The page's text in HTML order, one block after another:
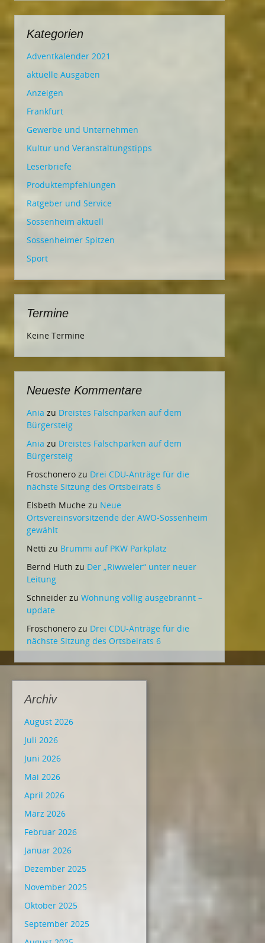
Kategorien
Adventkalender 2021
aktuelle Ausgaben
Anzeigen
Frankfurt
Gewerbe und Unternehmen
Kultur und Veranstaltungstipps
Leserbriefe
Produktempfehlungen
Ratgeber und Service
Sossenheim aktuell
Sossenheimer Spitzen
Sport
Termine
Keine Termine
Neueste Kommentare
Ania zu Dreistes Falschparken auf dem
Bürgersteig
Ania zu Dreistes Falschparken auf dem
Bürgersteig
Froschonero zu Drei CDU-Anträge für die
nächste Sitzung des Ortsbeirats 6
Elsbeth Muche zu Neue
Ortsvereinsvorsitzende der AWO-Sossenheim
gewählt
Netti zu Brummi auf PKW Parkplatz
Bernd Huth zu Der „Riwweler“ unter neuer
Leitung
Schneider zu Wohnung völlig ausgebrannt –
update
Froschonero zu Drei CDU-Anträge für die
nächste Sitzung des Ortsbeirats 6
Archiv
August 2026
Juli 2026
Juni 2026
Mai 2026
April 2026
März 2026
Februar 2026
Januar 2026
Dezember 2025
November 2025
Oktober 2025
September 2025